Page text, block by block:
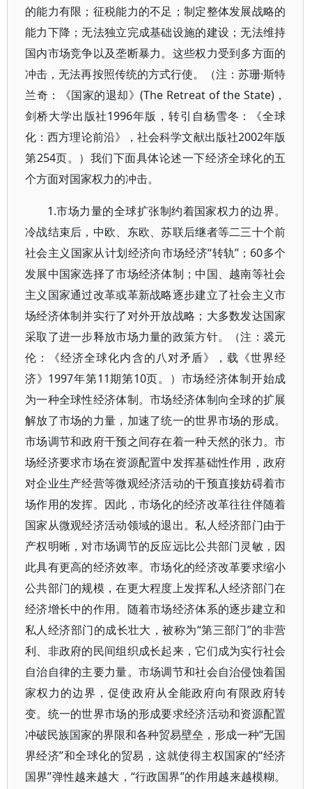
的能力有限；征税能力的不足；制定整体发展战略的
能力下降；无法独立完成基础设施的建设；无法维持
国内市场竞争以及垄断暴力。这些权力受到多方面的
冲击，无法再按照传统的方式行使。（注：苏珊·斯特
兰奇：《国家的退却》(The Retreat of the State)，
剑桥大学出版社1996年版，转引自杨雪冬：《全球
化：西方理论前沿》，社会科学文献出版社2002年版
第254页。）我们下面具体论述一下经济全球化的五
个方面对国家权力的冲击。
1.市场力量的全球扩张制约着国家权力的边界。
冷战结束后，中欧、东欧、苏联后继者等二三十个前
社会主义国家从计划经济向市场经济“转轨”；60多个
发展中国家选择了市场经济体制；中国、越南等社会
主义国家通过改革或革新战略逐步建立了社会主义市
场经济体制并实行了对外开放战略；大多数发达国家
采取了进一步释放市场力量的政策方针。（注：裘元
伦：《经济全球化内含的八对矛盾》，载《世界经
济》1997年第11期第10页。）市场经济体制开始成
为一种全球性经济体制。市场经济体制向全球的扩展
解放了市场的力量，加速了统一的世界市场的形成。
市场调节和政府干预之间存在着一种天然的张力。市
场经济要求市场在资源配置中发挥基础性作用，政府
对企业生产经营等微观经济活动的干预直接妨碍着市
场作用的发挥。因此，市场化的经济改革往往伴随着
国家从微观经济活动领域的退出。私人经济部门由于
产权明晰，对市场调节的反应远比公共部门灵敏，因
此具有更高的经济效率。市场化的经济改革要求缩小
公共部门的规模，在更大程度上发挥私人经济部门在
经济增长中的作用。随着市场经济体系的逐步建立和
私人经济部门的成长壮大，被称为“第三部门”的非营
利、非政府的民间组织成长起来，它们成为实行社会
自治自律的主要力量。市场调节和社会自治侵蚀着国
家权力的边界，促使政府从全能政府向有限政府转
变。统一的世界市场的形成要求经济活动和资源配置
冲破民族国家的界限和各种贸易壁垒，形成一种“无国
界经济”和全球化的贸易，这就使得主权国家的“经济
国界”弹性越来越大，“行政国界”的作用越来越模糊。